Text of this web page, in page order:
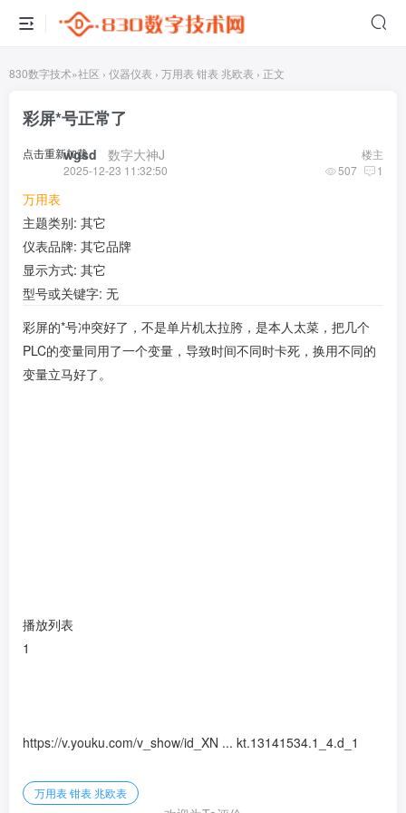
830数字技术»社区 › 仪器仪表 › 万用表 钳表 兆欧表 › 正文
彩屏*号正常了
点击重新加载 楼主
wgsd 数字大神J
507 1
2025-12-23 11:32:50
万用表
主题类别: 其它
仪表品牌: 其它品牌
显示方式: 其它
型号或关键字: 无
彩屏的*号冲突好了，不是单片机太拉胯，是本人太菜，把几个
PLC的变量同用了一个变量，导致时间不同时卡死，换用不同的
变量立马好了。
播放列表
1
https://v.youku.com/v_show/id_XN ... kt.13141534.1_4.d_1
万用表 钳表 兆欧表